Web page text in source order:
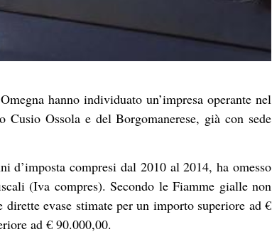
hanno individuato un’impresa operante nel
Ossola e del Borgomanerese, già con sede
compresi dal 2010 al 2014, ha omesso
(Iva compres). Secondo le Fiamme gialle non
evase stimate per un importo superiore ad €
ad € 90.000,00.